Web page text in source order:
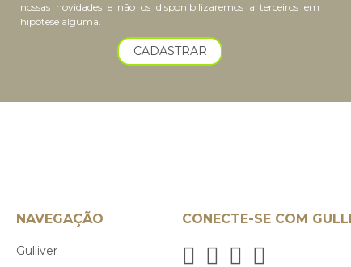
nossas novidades e não os disponibilizaremos a terceiros em
hipótese alguma.
CADASTRAR
NAVEGAÇÃO
Gulliver
CONECTE-SE COM